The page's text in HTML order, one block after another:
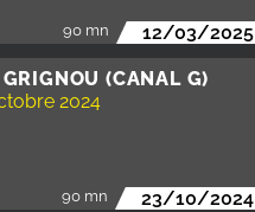
90 mn 12/03/2025
GRIGNOU (CANAL G)
2024
90 mn 23/10/2024